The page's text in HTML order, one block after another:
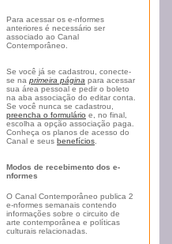
Para acessar os e-nformes
anteriores é necessário ser
associado ao Canal
Contemporâneo.
Se você já se cadastrou, conecte-
se na primeira página para acessar
sua área pessoal e pedir o boleto
na aba associação do editar conta.
Se você nunca se cadastrou,
preencha o formulário e, no final,
escolha a opção associação paga.
Conheça os planos de acesso do
Canal e seus benefícios.
Modos de recebimento dos e-
nformes
O Canal Contemporâneo publica 2
e-nformes semanais contendo
informações sobre o circuito de
arte contemporânea e políticas
culturais relacionadas.